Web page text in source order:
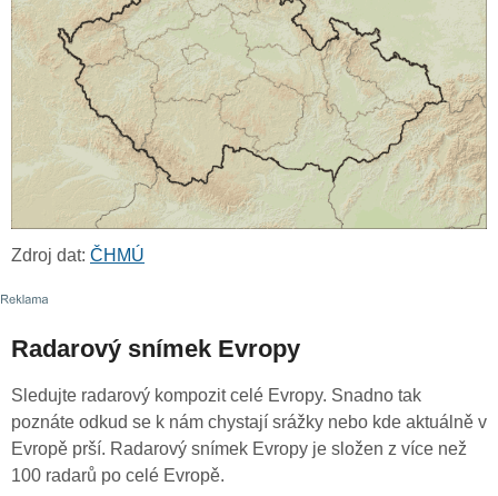
Zdroj dat: ČHMÚ
Radarový snímek Evropy
Sledujte radarový kompozit celé Evropy. Snadno tak
poznáte odkud se k nám chystají srážky nebo kde aktuálně v
Evropě prší. Radarový snímek Evropy je složen z více než
100 radarů po celé Evropě.